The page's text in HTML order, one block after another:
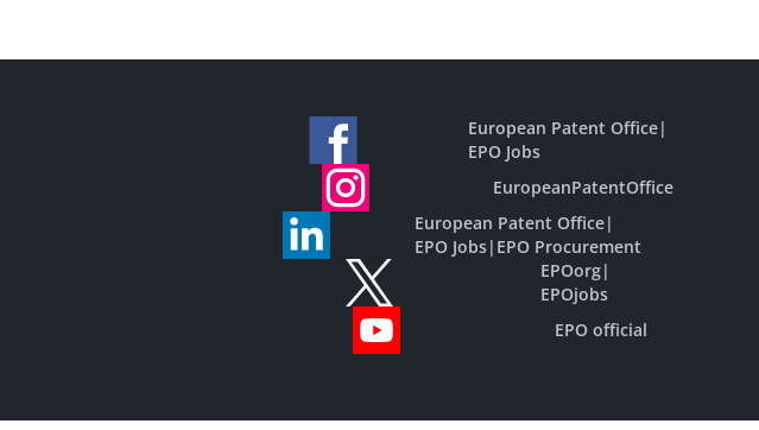
European Patent Office|
EPO Jobs
EuropeanPatentOffice
European Patent Office|
EPO Jobs| EPO Procurement
EPOorg|
EPOjobs
EPO official